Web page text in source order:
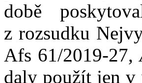
době
z rozsudku
Afs 61/2019-27,
daly použít jen v